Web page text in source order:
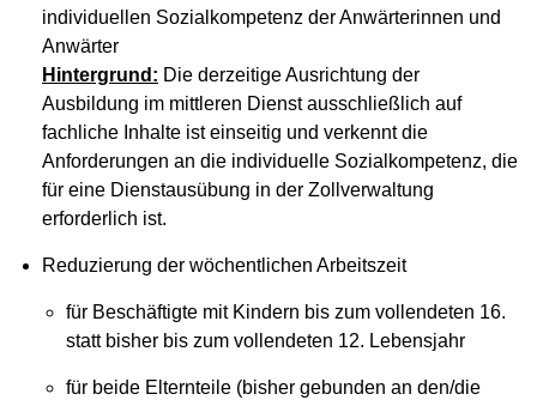
individuellen Sozialkompetenz der Anwärterinnen und
Anwärter
Hintergrund: Die derzeitige Ausrichtung der
Ausbildung im mittleren Dienst ausschließlich auf
fachliche Inhalte ist einseitig und verkennt die
Anforderungen an die individuelle Sozialkompetenz, die
für eine Dienstausübung in der Zollverwaltung
erforderlich ist.
Reduzierung der wöchentlichen Arbeitszeit
für Beschäftigte mit Kindern bis zum vollendeten 16.
statt bisher bis zum vollendeten 12. Lebensjahr
für beide Elternteile (bisher gebunden an den/die